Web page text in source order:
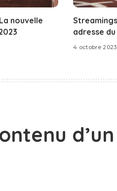
nouvelle
adresse
4 octobre 2023
d’un